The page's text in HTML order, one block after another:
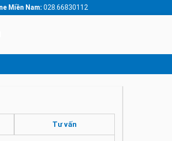
Miền Nam: 028.66830112
Tư vấn